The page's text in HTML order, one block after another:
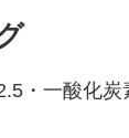
・一酸化